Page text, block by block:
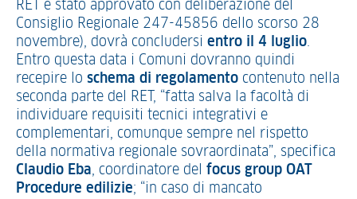
RET è stato approvato con deliberazione del
Consiglio Regionale 247-45856 dello scorso 28
novembre), dovrà concludersi entro il 4 luglio.
Entro questa data i Comuni dovranno quindi
recepire lo schema di regolamento contenuto nella
seconda parte del RET, “fatta salva la facoltà di
individuare requisiti tecnici integrativi e
complementari, comunque sempre nel rispetto
della normativa regionale sovraordinata”, specifica
Claudio Eba, coordinatore del focus group OAT
Procedure edilizie; “in caso di mancato